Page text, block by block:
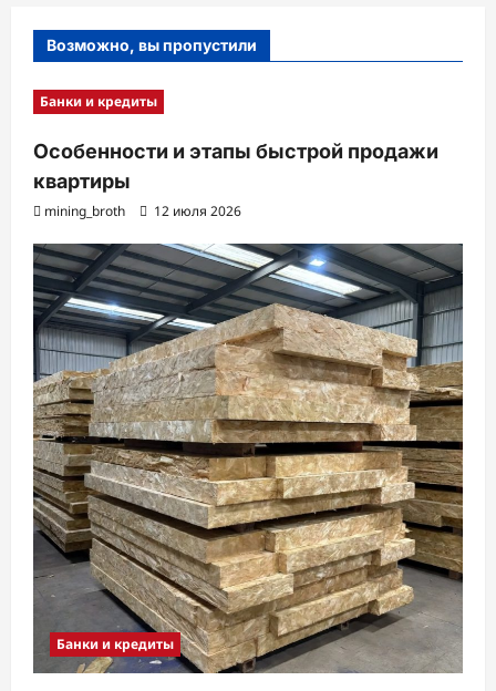
Возможно, вы пропустили
Банки и кредиты
Особенности и этапы быстрой продажи
квартиры
mining_broth 12 июля 2026
Банки и кредиты